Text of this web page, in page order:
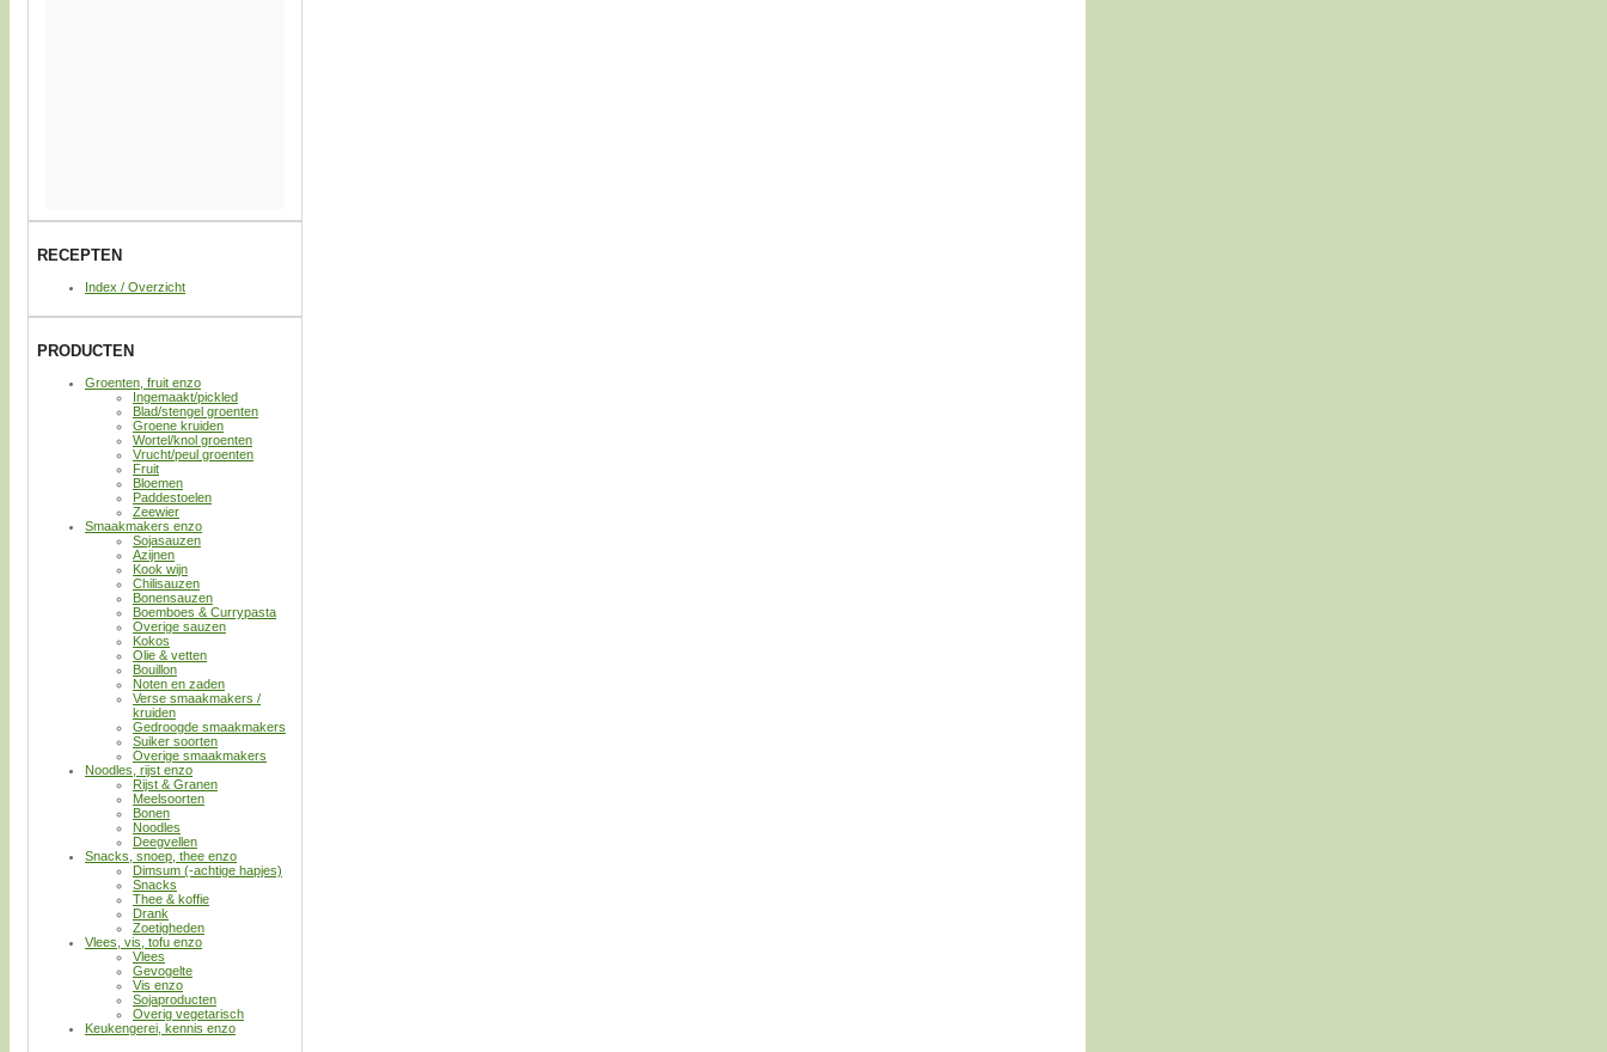
RECEPTEN
Index / Overzicht
PRODUCTEN
Groenten, fruit enzo
Ingemaakt/pickled
Blad/stengel groenten
Groene kruiden
Wortel/knol groenten
Vrucht/peul groenten
Fruit
Bloemen
Paddestoelen
Zeewier
Smaakmakers enzo
Sojasauzen
Azijnen
Kook wijn
Chilisauzen
Bonensauzen
Boemboes & Currypasta
Overige sauzen
Kokos
Olie & vetten
Bouillon
Noten en zaden
Verse smaakmakers /
kruiden
Gedroogde smaakmakers
Suiker soorten
Overige smaakmakers
Noodles, rijst enzo
Rijst & Granen
Meelsoorten
Bonen
Noodles
Deegvellen
Snacks, snoep, thee enzo
Dimsum (-achtige hapjes)
Snacks
Thee & koffie
Drank
Zoetigheden
Vlees, vis, tofu enzo
Vlees
Gevogelte
Vis enzo
Sojaproducten
Overig vegetarisch
Keukengerei, kennis enzo